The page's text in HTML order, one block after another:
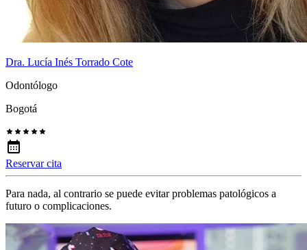
Dra. Lucía Inés Torrado Cote
Odontólogo
Bogotá
Reservar cita
Para nada, al contrario se puede evitar problemas patológicos a
futuro o complicaciones.